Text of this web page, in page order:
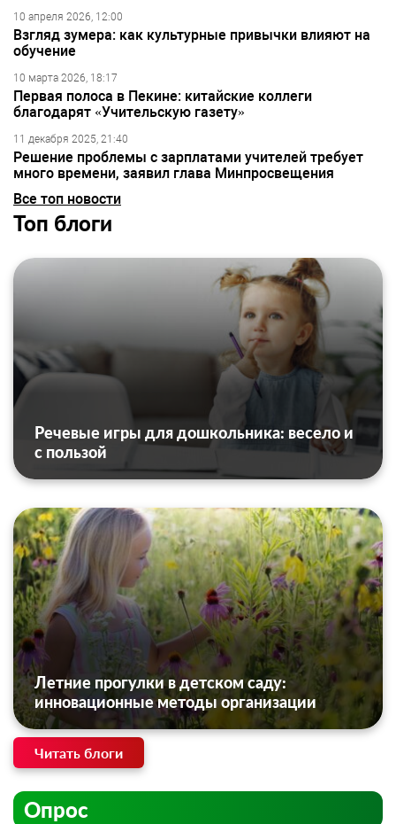
10 апреля 2026, 12:00
Взгляд зумера: как культурные привычки влияют на
обучение
10 марта 2026, 18:17
Первая полоса в Пекине: китайские коллеги
благодарят «Учительскую газету»
11 декабря 2025, 21:40
Решение проблемы с зарплатами учителей требует
много времени, заявил глава Минпросвещения
Все топ новости
Топ блоги
Речевые игры для дошкольника: весело и
с пользой
Летние прогулки в детском саду:
инновационные методы организации
Читать блоги
Опрос